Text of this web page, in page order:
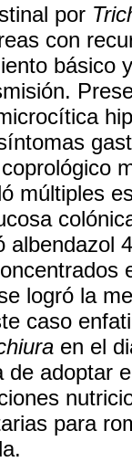
por
con
básico
múltiples
albendazol
logró la
caso
en el
de adoptar
para